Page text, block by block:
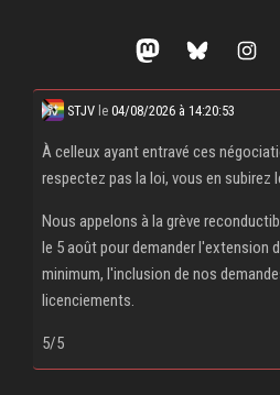
Mastodon Bluesky Instagram
STJV le 04/08/2026 à 14:20:53
À celleux ayant entravé ces
respectez pas la loi, vous en subirez
Nous appelons à la grève
le 5 août pour demander l'extension
minimum, l'inclusion de nos
licenciements.
5/5